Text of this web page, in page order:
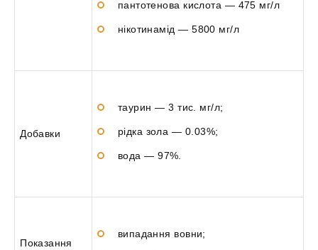
пантотенова кислота — 475 мг/л
нікотинамід — 5800 мг/л
Добавки
таурин — 3 тис. мг/л;
рідка зола — 0.03%;
вода — 97%.
Показання
випадання вовни;